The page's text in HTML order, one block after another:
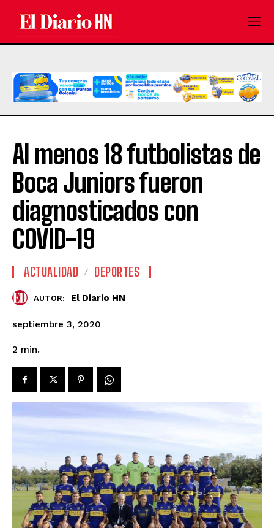
Al menos 18 futbolistas de
Boca Juniors fueron
diagnosticados con
COVID-19
ACTUALIDAD DEPORTES
AUTOR: El Diario HN
septiembre 3, 2020
2 min.